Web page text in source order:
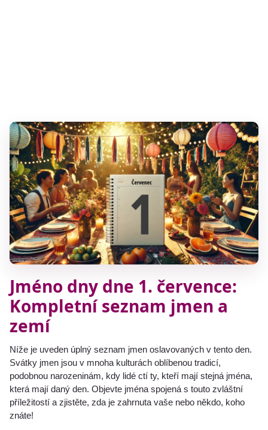
Jméno dny dne 1. července:
Kompletní seznam jmen a
zemí
Níže je uveden úplný seznam jmen oslavovaných v tento den.
Svátky jmen jsou v mnoha kulturách oblíbenou tradicí,
podobnou narozeninám, kdy lidé ctí ty, kteří mají stejná jména,
která mají daný den. Objevte jména spojená s touto zvláštní
příležitostí a zjistěte, zda je zahrnuta vaše nebo někdo, koho
znáte!